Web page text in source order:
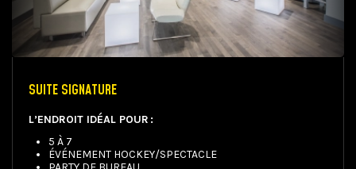
SUITE SIGNATURE
L’ENDROIT IDÉAL POUR :
5 À 7
ÉVÉNEMENT HOCKEY/SPECTACLE